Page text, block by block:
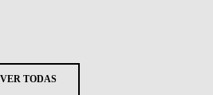
VER TODAS